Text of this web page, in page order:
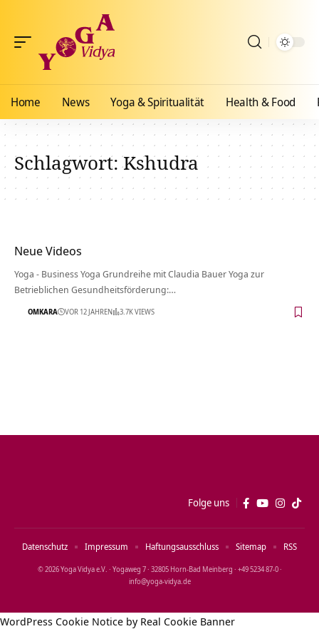
Home News Yoga & Spiritualität Health & Food
Schlagwort:Kshudra
Neue Videos
Yoga - Business Yoga Grundreihe mit Claudia Bauer Yoga zur
Betrieblichen Gesundheitsförderung:…
OMKARA VOR 12 JAHREN 3.7K VIEWS
Folge uns
© 2026 Yoga Vidya e.V. · Yogaweg 7 · 32805 Horn‑Bad Meinberg · +49 5234 87‑0 ·
info@yoga‑vidya.de
Datenschutz Impressum Haftungsausschluss Sitemap RSS
WordPress Cookie Notice by Real Cookie Banner